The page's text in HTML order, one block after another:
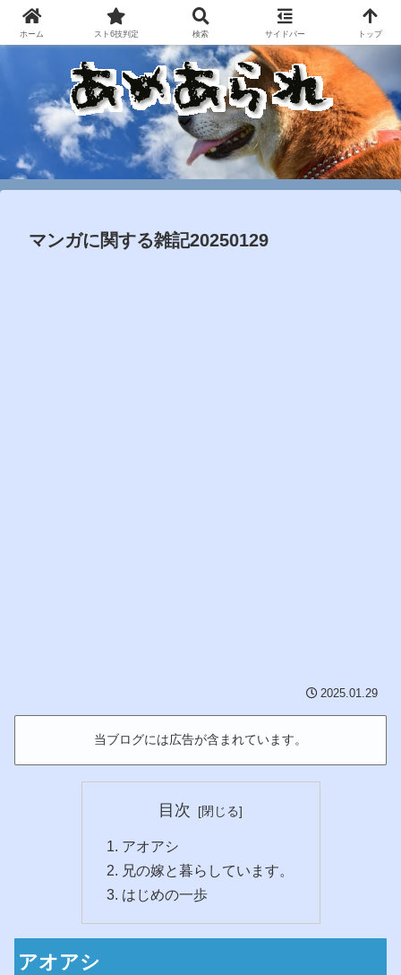
マンガに関する雑記20250129
2025.01.29
当ブログには広告が含まれています。
目次
アオアシ
兄の嫁と暮らしています。
はじめの一歩
アオアシ
ホーム スト6技判定 検索 サイドバー トップ